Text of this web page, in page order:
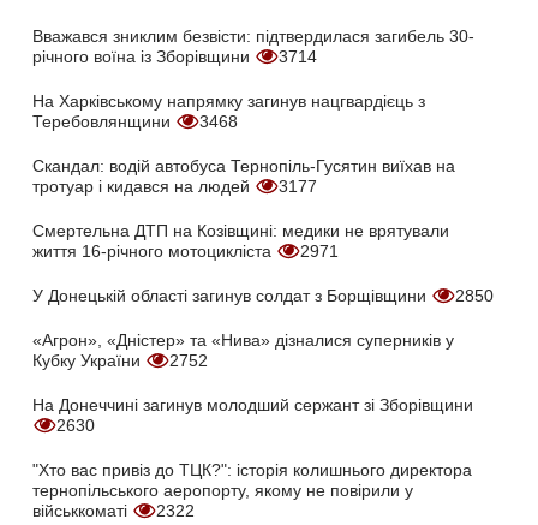
Вважався зниклим безвісти: підтвердилася загибель 30-
річного воїна із Зборівщини
3714
На Харківському напрямку загинув нацгвардієць з
Теребовлянщини
3468
Скандал: водій автобуса Тернопіль-Гусятин виїхав на
тротуар і кидався на людей
3177
Смертельна ДТП на Козівщині: медики не врятували
життя 16-річного мотоцикліста
2971
У Донецькій області загинув солдат з Борщівщини 2850
«Агрон», «Дністер» та «Нива» дізналися суперників у
Кубку України
2752
На Донеччині загинув молодший сержант зі Зборівщини
2630
"Хто вас привіз до ТЦК?": історія колишнього директора
тернопільського аеропорту, якому не повірили у
військкоматі
2322